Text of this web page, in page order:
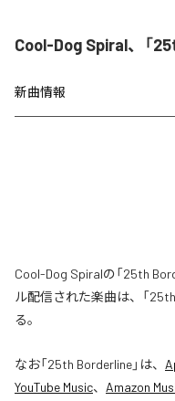
Cool-Dog Spiral、「
新曲情報
Cool-Dog Spiralの「25th
ル配信された楽曲は、「
る。
なお「25th Borderline」は、
YouTube Music、 Amazon